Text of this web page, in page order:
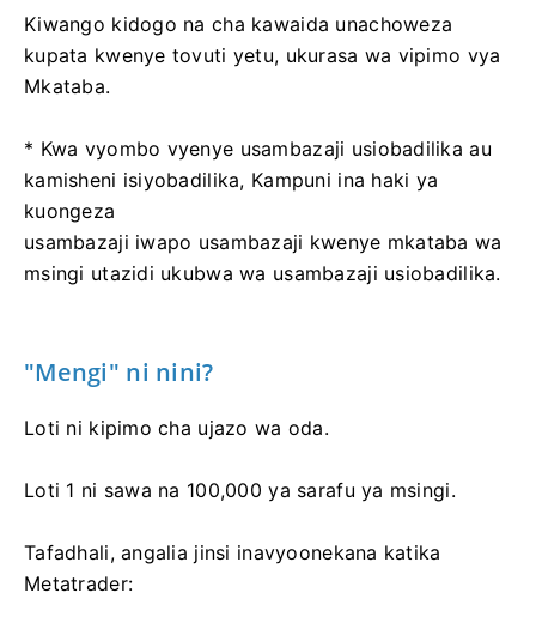
Kiwango kidogo na cha kawaida unachoweza
kupata kwenye tovuti yetu, ukurasa wa vipimo vya
Mkataba.
* Kwa vyombo vyenye usambazaji usiobadilika au
kamisheni isiyobadilika, Kampuni ina haki ya
kuongeza
usambazaji iwapo usambazaji kwenye mkataba wa
msingi utazidi ukubwa wa usambazaji usiobadilika.
"Mengi" ni nini?
Loti ni kipimo cha ujazo wa oda.
Loti 1 ni sawa na 100,000 ya sarafu ya msingi.
Tafadhali, angalia jinsi inavyoonekana katika
Metatrader: